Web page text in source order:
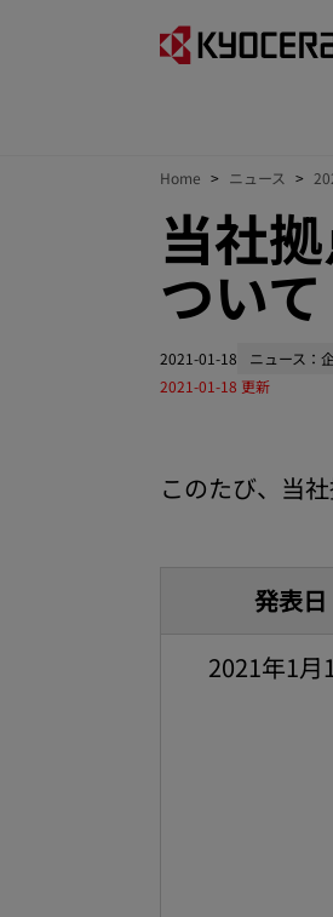
Home ニュース
当社
ついて
2021-01-18
ニュース：
2021-01-18 更新
このたび、当
発表日
2021年1月